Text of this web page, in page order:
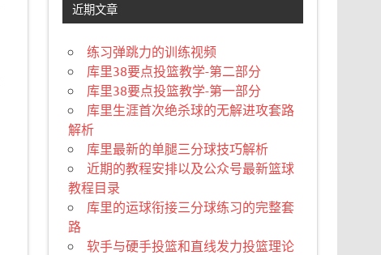
近期文章
练习弹跳力的训练视频
库里38要点投篮教学-第二部分
库里38要点投篮教学-第一部分
库里生涯首次绝杀球的无解进攻套路
解析
库里最新的单腿三分球技巧解析
近期的教程安排以及公众号最新篮球
教程目录
库里的运球衔接三分球练习的完整套
路
软手与硬手投篮和直线发力投篮理论